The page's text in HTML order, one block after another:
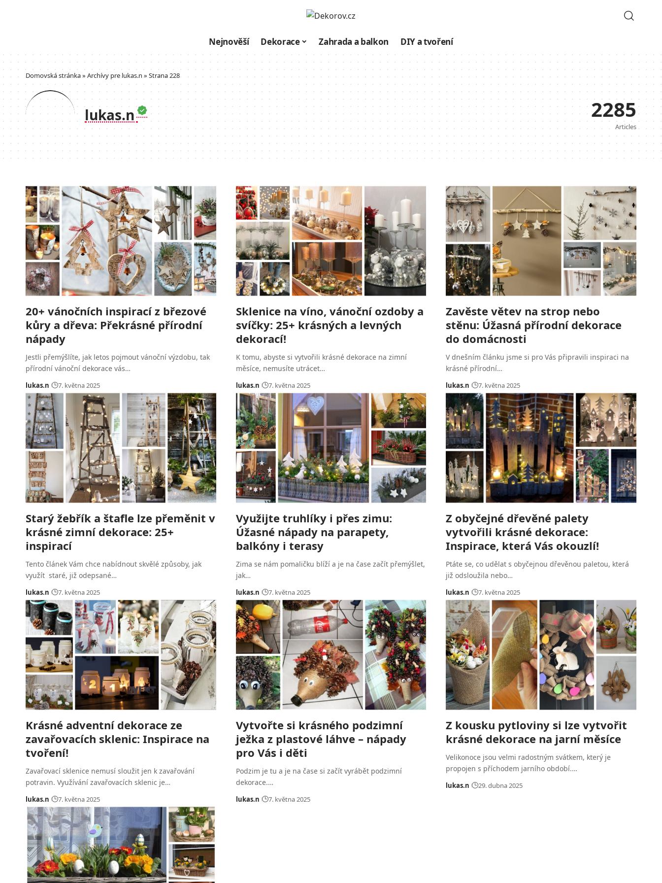
Nejnověší Dekorace Zahrada a balkon DIY a tvoření
Domovská stránka» Archívy pre lukas.n» Strana 228
lukas.n 2285
Articles
20+ vánočních inspirací z březové
kůry a dřeva: Překrásné přírodní
nápady
Jestli přemýšlíte, jak letos pojmout vánoční výzdobu, tak
přírodní vánoční dekorace vás…
lukas.n 7. května 2025
Sklenice na víno, vánoční ozdoby a
svíčky: 25+ krásných a levných
dekorací!
K tomu, abyste si vytvořili krásné dekorace na zimní
měsíce, nemusíte utrácet…
lukas.n 7. května 2025
Zavěste větev na strop nebo
stěnu: Úžasná přírodní dekorace
do domácnosti
V dnešním článku jsme si pro Vás připravili inspiraci na
krásné přírodní…
lukas.n 7. května 2025
Starý žebřík a štafle lze přeměnit v
krásné zimní dekorace: 25+
inspirací
Tento článek Vám chce nabídnout skvělé způsoby, jak
využít staré, již odepsané…
lukas.n 7. května 2025
Využijte truhlíky i přes zimu:
Úžasné nápady na parapety,
balkóny i terasy
Zima se nám pomaličku blíží a je na čase začít přemýšlet,
jak…
lukas.n 7. května 2025
Z obyčejné dřevěné palety
vytvořili krásné dekorace:
Inspirace, která Vás okouzlí!
Ptáte se, co udělat s obyčejnou dřevěnou paletou, která
již odsloužila nebo…
lukas.n 7. května 2025
Krásné adventní dekorace ze
zavařovacích sklenic: Inspirace na
tvoření!
Zavařovací sklenice nemusí sloužit jen k zavařování
potravin. Využívání zavařovacích sklenic je…
lukas.n 7. května 2025
Vytvořte si krásného podzimní
ježka z plastové láhve – nápady
pro Vás i děti
Podzim je tu a je na čase si začít vyrábět podzimní
dekorace.…
lukas.n 7. května 2025
Z kousku pytloviny si lze vytvořit
krásné dekorace na jarní měsíce
Velikonoce jsou velmi radostným svátkem, který je
propojen s příchodem jarního období.…
lukas.n 29. dubna 2025